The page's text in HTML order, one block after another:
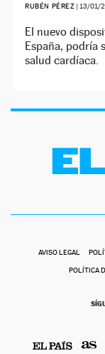
RUBÉN PÉREZ | 13/01/
El nuevo
España, podría
salud cardíaca.
AVISO LEGAL
POLÍTICA